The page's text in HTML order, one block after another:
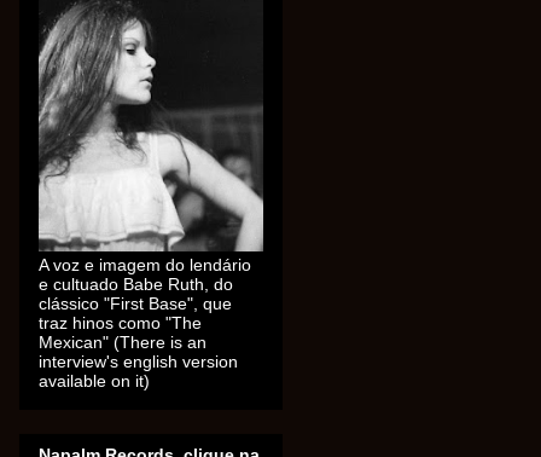
A voz e imagem do lendário
e cultuado Babe Ruth, do
clássico "First Base", que
traz hinos como "The
Mexican" (There is an
interview's english version
available on it)